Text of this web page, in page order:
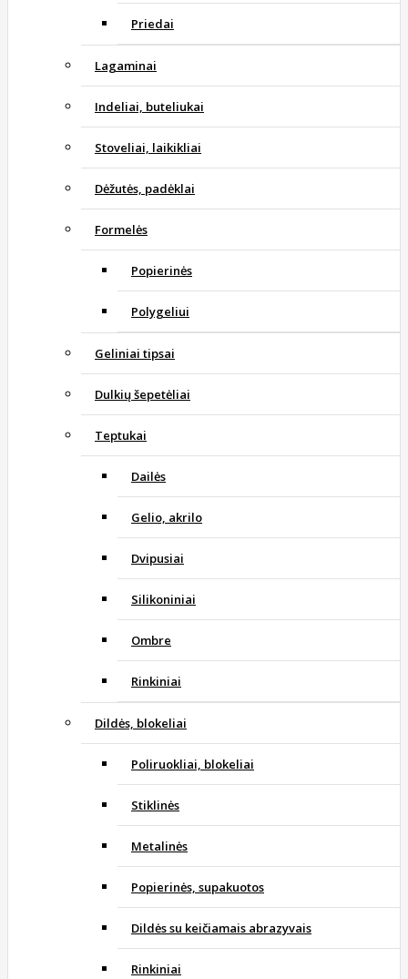
Priedai
Lagaminai
Indeliai, buteliukai
Stoveliai, laikikliai
Dėžutės, padėklai
Formelės
Popierinės
Polygeliui
Geliniai tipsai
Dulkių šepetėliai
Teptukai
Dailės
Gelio, akrilo
Dvipusiai
Silikoniniai
Ombre
Rinkiniai
Dildės, blokeliai
Poliruokliai, blokeliai
Stiklinės
Metalinės
Popierinės, supakuotos
Dildės su keičiamais abrazyvais
Rinkiniai